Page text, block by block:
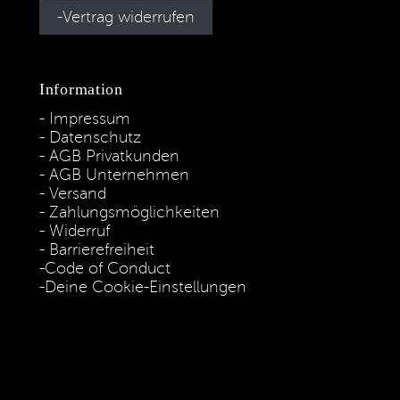
Vertrag widerrufen
Information
Impressum
Datenschutz
AGB Privatkunden
AGB Unternehmen
Versand
Zahlungsmöglichkeiten
Widerruf
Barrierefreiheit
Code of Conduct
Deine Cookie-Einstellungen